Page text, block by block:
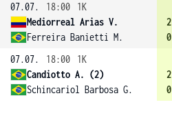
07.07.
18:00
1K
Mediorreal Arias V.
Ferreira Banietti M.
2
0
07.07.
18:00
1K
Candiotto A. (2)
Schincariol Barbosa G.
2
0